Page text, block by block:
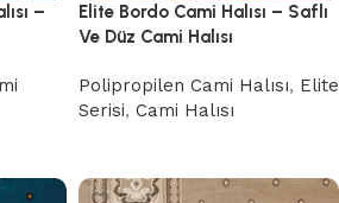
–
Elite Bordo Cami Halısı – Saflı
Ve Düz Cami Halısı
Polipropilen Cami Halısı, Elite
Serisi, Cami Halısı